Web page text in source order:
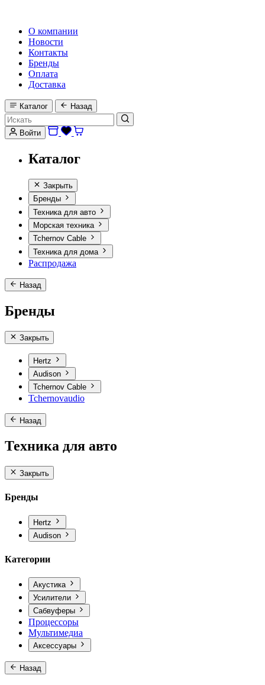
О компании
Новости
Контакты
Бренды
Оплата
Доставка
Каталог Назад
Войти
Каталог
Закрыть
Бренды
Техника для авто
Морская техника
Tchernov Cable
Техника для дома
Распродажа
Назад
Бренды
Закрыть
Hertz
Audison
Tchernov Cable
Tchernovaudio
Назад
Техника для авто
Закрыть
Бренды
Hertz
Audison
Категории
Акустика
Усилители
Сабвуферы
Процессоры
Мультимедиа
Аксессуары
Назад